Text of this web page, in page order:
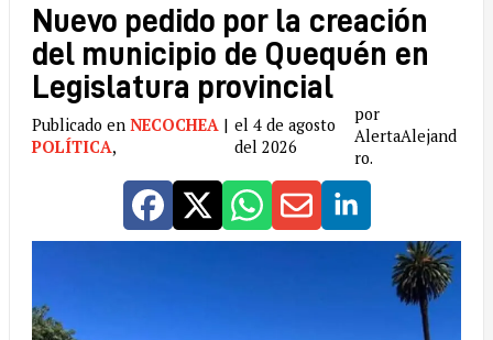
Nuevo pedido por la creación
del municipio de Quequén en
Legislatura provincial
Publicado en NECOCHEA |
POLÍTICA,
el 4 de agosto
del 2026
por
AlertaAlejand
ro.